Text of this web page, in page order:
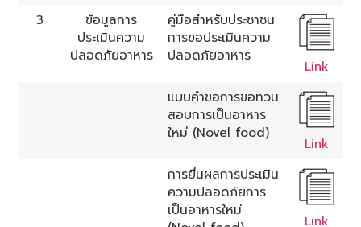
3
ข้อมูลการ
ประเมินความ
ปลอดภัยอาหาร
คู่มือสำหรับประชาชน
การขอประเมินความ
ปลอดภัยอาหาร
Link
แบบคำขอการขอทวน
สอบการเป็นอาหาร
ใหม่ (Novel food)
Link
การยื่นผลการประเมิน
ความปลอดภัยการ
เป็นอาหารใหม่
Link